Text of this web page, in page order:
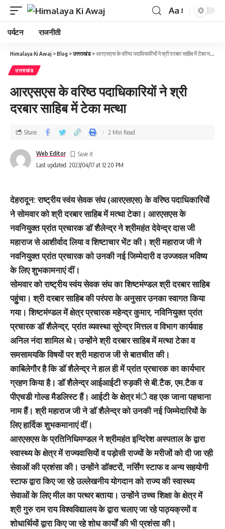
Aa
पर्यटन राजनीती
Himalaya Ki Awaj >Blog >उत्तराखंड>आरएसएस के वरिष्ठ पदाधिकारियों ने श्री दरबार साहिब में टेका मत्था
उत्तराखंड
आरएसएस के वरिष्ठ पदाधिकारियों ने श्री
दरबार साहिब में टेका मत्था
Last updated: 2023/04/17 at 12:20 PM
Web Editor
Share 2 Min Read
देहरादून: राष्ट्रीय स्वंय सेवक संघ (आरएसएस) के वरिष्ठ पदाधिकारियों
ने सोमवार को श्री दरबार साहिब में मत्था टेका। आरएसएस के
नवनियुक्त प्रांत प्रचारक डाॅ शैलेन्द्र ने श्रीमहंत देवेन्द्र दास जी
महाराज से आशीर्वाद लिया व शिष्टाचार भेंट की। श्री महाराज जी ने
नवनियुक्त प्रांत प्रचारक को उनकी नई जिम्मेदारी व उज्जवल भविष्य
के लिए शुभकामनाएं दीं।
सोमवार को राष्ट्रीय स्वंय सेवक संघ का शिष्टमंण्डल श्री दरबार साहिब
पहुुंचा। श्री दरबार साहिब की परंपरा के अनुसार उनका स्वागत किया
गया। शिष्टमंण्डल में क्षेत्र प्रचारक महेन्द्र कुमार, नविनियुक्त प्रांत
प्रचारक डाॅ शैलेन्द्र, प्रांत व्यवस्था सुरेन्द्र मित्तल व विभाग कार्यवाह
अनिल नंदा शामिल थे। उन्होंने श्री दरबार साहिब में मत्था टेका व
समसामयकि विषयों पर श्री महाराज जी से बातचीत की।
काबिलेगौर है कि डाॅ शैलेन्द्र ने हाल ही में प्रांत प्रचारक का कार्यभार
ग्रहण किया है। डाॅ शैलेन्द्र आईआईटी रुड़की से बी.टैक, एम.टैक व
पीएचडी गोल्ड मैडलिस्ट हैं। आईटी के क्षेत्र मंे वह एक जाना पहचाना
नाम हैं। श्री महाराज जी ने डाॅ शैलेन्द्र को उनकी नई जिम्मेदारियों के
लिए हार्दिक शुभकमानाएं दीं।
आरएसएस के प्रतिनिधिमण्डल ने श्रीमहंत इन्दिरेश अस्पताल के द्वारा
स्वास्थ्य के क्षेत्र में राज्यवासियों व पड़ोसी राज्यों के मरीजों को दी जा रही
सेवाओं की प्रशंसा की। उन्होंने डाॅक्टरों, नर्सिंग स्टाफ व अन्य सहयोगी
स्टाफ द्वारा किए जा रहे उल्लेखनीय योगदान को राज्य की स्वास्थ्य
सेवाओं के लिए मील का पत्थर बताया। उन्होंने उच्च शिक्षा के क्षेत्र में
श्री गुरु राम राय विश्वविद्यालय के द्वारा चलाए जा रहे पाठ्यक्रमों व
शोधार्थियों द्वारा किए जा रहे शोध कार्यों की भी प्रशंसा की।